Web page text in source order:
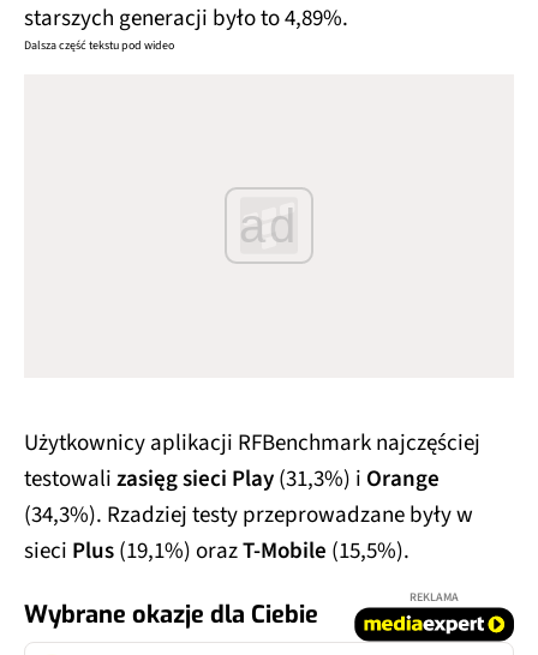
starszych generacji było to 4,89%.
Dalsza część tekstu pod wideo
ad
Użytkownicy aplikacji RFBenchmark najczęściej
testowalizasięg sieci Play(31,3%) i Orange
(34,3%). Rzadziej testy przeprowadzane były w
sieci Plus(19,1%) orazT-Mobile (15,5%).
Wybrane okazje dla Ciebie
REKLAMA